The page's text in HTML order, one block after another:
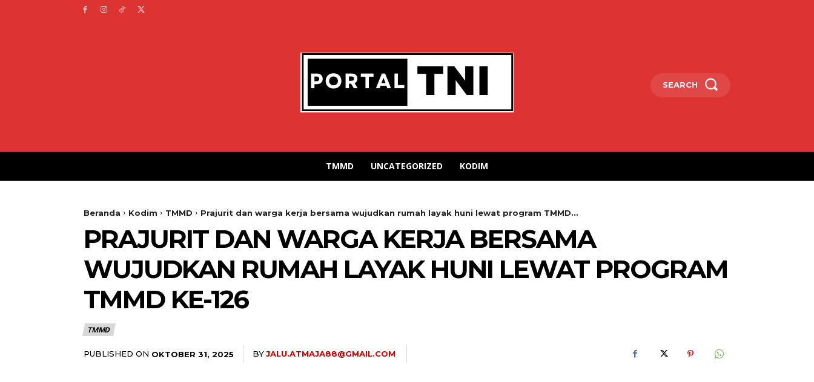
SEARCH
TMMD UNCATEGORIZED KODIM
Beranda Kodim TMMD Prajurit dan warga kerja bersama wujudkan rumah layak huni lewat program TMMD...
PRAJURIT DAN WARGA KERJA BERSAMA
WUJUDKAN RUMAH LAYAK HUNI LEWAT PROGRAM
TMMD KE-126
TMMD
PUBLISHED ON OKTOBER 31, 2025 BYJALU.ATMAJA88@GMAIL.COM